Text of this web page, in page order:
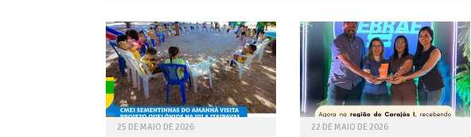
25 DE MAIO DE 2026 22 DE MAIO DE 2026